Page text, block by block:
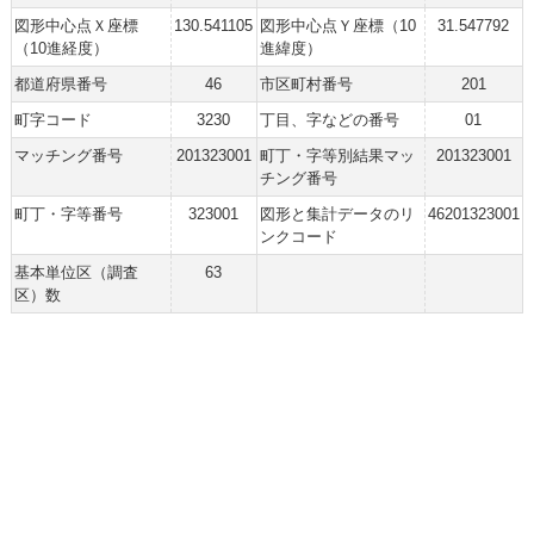
図形中心点Ｘ座標
（10進経度）
130.541105 図形中心点Ｙ座標（10
進緯度）
31.547792
都道府県番号 46 市区町村番号
201
町字コード
3230 丁目、字などの番号
01
マッチング番号
201323001 町丁・字等別結果マッ
チング番号
201323001
町丁・字等番号 323001
図形と集計データのリ
ンクコード
46201323001
基本単位区（調査
区）数
63